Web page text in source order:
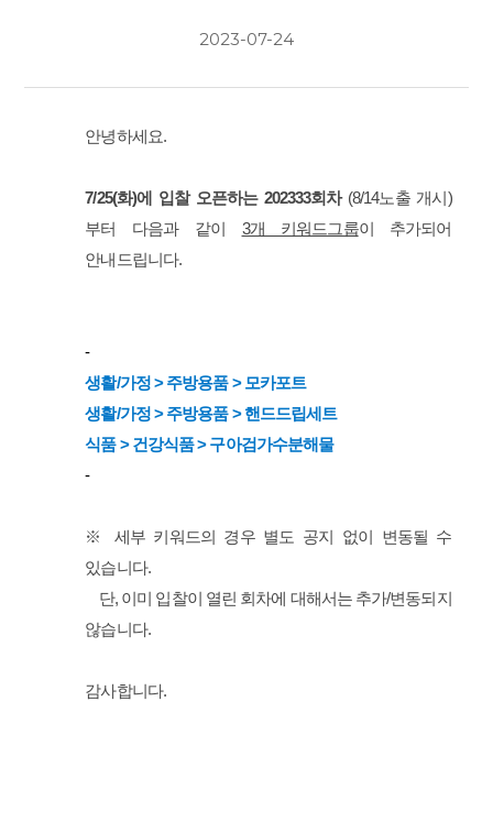
2023-07-24
안녕하세요.
7/25(화)에 입찰 오픈하는 202333회차 (8/14노출 개시)
부터 다음과 같이 3개 키워드그룹이
추가되어
안내드립니다.
-
생활/가정 > 주방용품 > 모카포트
생활/가정 > 주방용품 > 핸드드립세트
식품 > 건강식품 > 구아검가수분해물
-
※ 세부 키워드의 경우 별도 공지 없이 변동될 수
있습니다.
단, 이미 입찰이 열린 회차에 대해서는 추가/변동되지
않습니다.
감사합니다.